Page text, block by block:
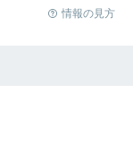
情報の見方